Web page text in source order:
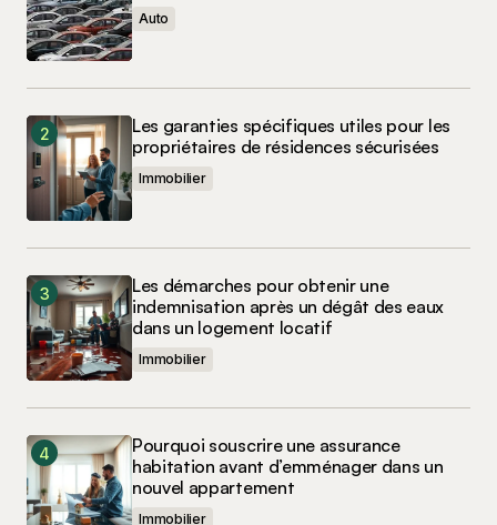
Auto
Les garanties spécifiques utiles pour les
propriétaires de résidences sécurisées
Immobilier
Les démarches pour obtenir une
indemnisation après un dégât des eaux
dans un logement locatif
Immobilier
Pourquoi souscrire une assurance
habitation avant d’emménager dans un
nouvel appartement
Immobilier